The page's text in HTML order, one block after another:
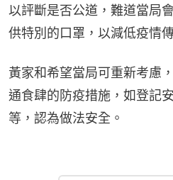
以評斷是否公道，難道當局
供特別的口罩，以減低疫情傳
黃家和希望當局可重新考慮
通食肆的防疫措施，如登記
等，認為做法安全。